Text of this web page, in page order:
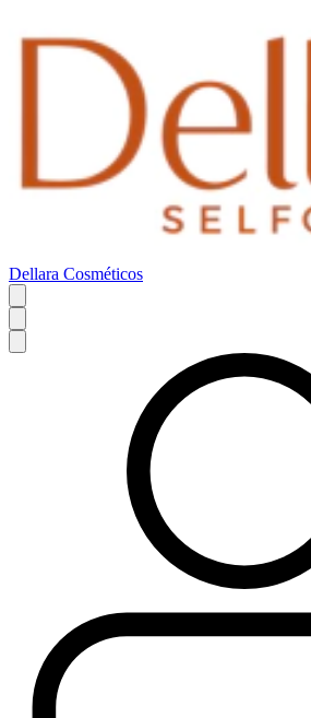
Dellara Cosméticos